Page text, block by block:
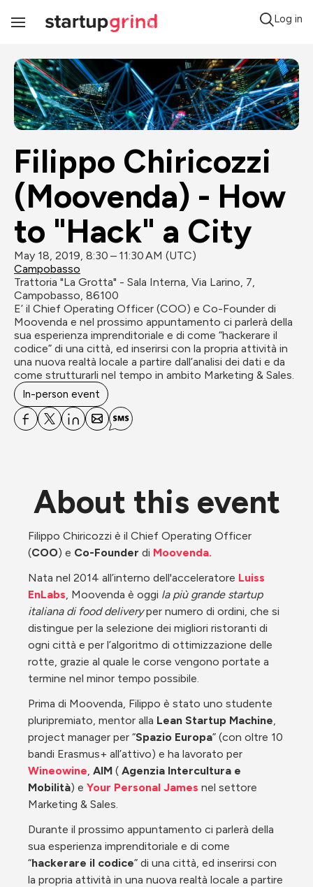
Toggle
Log in
Filippo Chiricozzi
(Moovenda) - How
to "Hack" a City
May 18, 2019, 8:30 – 11:30 AM (UTC)
Campobasso
Trattoria "La Grotta" - Sala Interna, Via Larino, 7,
Campobasso, 86100
E’ il Chief Operating Officer (COO) e Co-Founder di
Moovenda e nel prossimo appuntamento ci parlerà della
sua esperienza imprenditoriale e di come “hackerare il
codice” di una città, ed inserirsi con la propria attività in
una nuova realtà locale a partire dall’analisi dei dati e da
come strutturarli nel tempo in ambito Marketing & Sales.
In-person event
About this event
Filippo Chiricozzi è il Chief Operating Officer
(COO) e Co-Founder di Moovenda.
Nata nel 2014 all’interno dell'acceleratore Luiss
EnLabs, Moovenda è oggi la più grande startup
italiana di food delivery per numero di ordini, che si
distingue per la selezione dei migliori ristoranti di
ogni città e per l’algoritmo di ottimizzazione delle
rotte, grazie al quale le corse vengono portate a
termine nel minor tempo possibile.
Prima di Moovenda, Filippo è stato uno studente
pluripremiato, mentor alla Lean Startup Machine,
project manager per “Spazio Europa” (con oltre 10
Wineowine, AIM ( Agenzia Intercultura e
Mobilità) e Your Personal James nel settore
Marketing & Sales.
Durante il prossimo appuntamento ci parlerà della
sua esperienza imprenditoriale e di come
“hackerare il codice” di una città, ed inserirsi con
la propria attività in una nuova realtà locale a partire